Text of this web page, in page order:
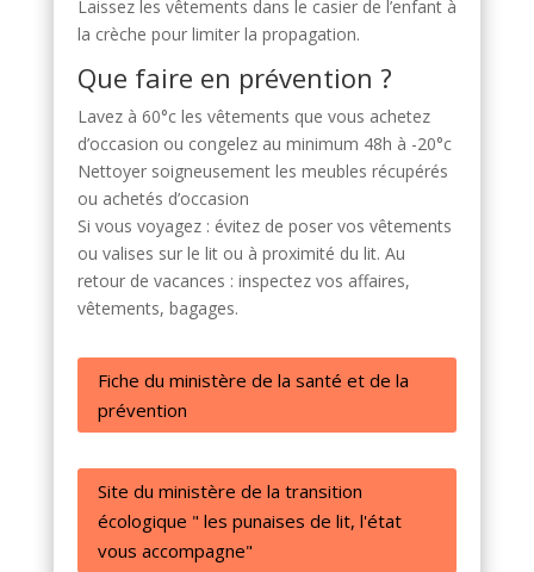
Laissez les vêtements dans le casier de l’enfant à
la crèche pour limiter la propagation.
Que faire en prévention ?
Lavez à 60°c les vêtements que vous achetez
d’occasion ou congelez au minimum 48h à -20°c
Nettoyer soigneusement les meubles récupérés
ou achetés d’occasion
Si vous voyagez : évitez de poser vos vêtements
ou valises sur le lit ou à proximité du lit. Au
retour de vacances : inspectez vos affaires,
vêtements, bagages.
Fiche du ministère de la santé et de la
prévention
Site du ministère de la transition
écologique " les punaises de lit, l'état
vous accompagne"